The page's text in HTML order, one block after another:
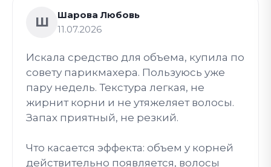
Ш
Шарова Любовь
11.07.2026
Искала средство для объема, купила по
совету парикмахера. Пользуюсь уже
пару недель. Текстура легкая, не
жирнит корни и не утяжеляет волосы.
Запах приятный, не резкий.
Что касается эффекта: объем у корней
действительно появляется, волосы